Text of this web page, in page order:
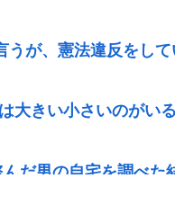
が、憲法違反をし
大きい小さいのがい
だ男の自宅を調べた